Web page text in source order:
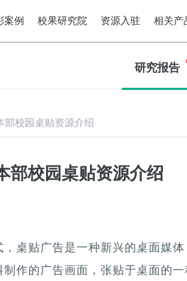
案例 校果研究院 资源入驻 相关产
研究报告
部校园桌贴资源介绍
部校园桌贴资源介绍
桌贴广告是一种新兴的桌面媒体
作的广告画面，张贴于桌面的一